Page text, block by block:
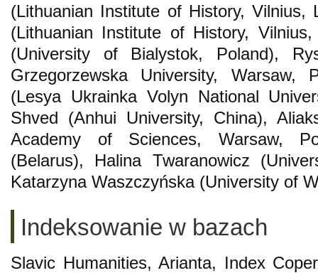
(Lithuanian Institute of History, Vilnius,
(Lithuanian Institute of History, Vilnius,
(University of Bialystok, Poland),
Grzegorzewska University, Warsaw,
(Lesya Ukrainka Volyn National
Shved (Anhui University, China),
Academy of Sciences, Warsaw,
(Belarus), Halina Twaranowicz
Katarzyna Waszczyńska (University of
Indeksowanie w bazach
Slavic Humanities, Arianta, Index